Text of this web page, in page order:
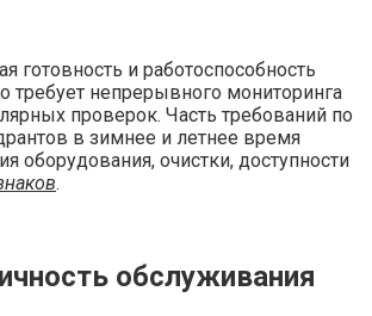
готовность и работоспособность
требует непрерывного мониторинга
проверок. Часть требований по
в зимнее и летнее время
оборудования, очистки, доступности
.
обслуживания